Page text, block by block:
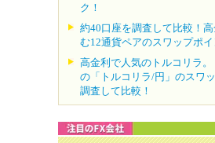
ク！
約40口座を調査して比較！
む12通貨ペアのスワップポイ
高金利で人気のトルコリラ
の「トルコリラ/円」のスワ
調査して比較！